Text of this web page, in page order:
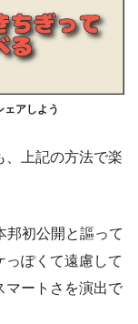
ェアしよう
、上記の方法で楽
邦初公開と謳って
っぽくて遠慮して
マートさを演出で